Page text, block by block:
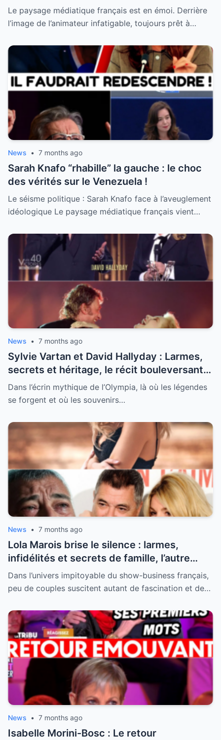
femme qu’il ait jamais épousée
Le paysage médiatique français est en émoi. Derrière
l’image de l’animateur infatigable, toujours prêt à…
News • 7 months ago
Sarah Knafo “rhabille” la gauche : le choc
des vérités sur le Venezuela !
Le séisme politique : Sarah Knafo face à l’aveuglement
idéologique Le paysage médiatique français vient…
News • 7 months ago
Sylvie Vartan et David Hallyday : Larmes,
secrets et héritage, le récit bouleversant
d’un hommage historique à Johnny à
l’Olympia
Dans l’écrin mythique de l’Olympia, là où les légendes
se forgent et où les souvenirs…
News • 7 months ago
Lola Marois brise le silence : larmes,
infidélités et secrets de famille, l’autre
visage de Jean-Marie Bigard enfin dévoilé
Dans l’univers impitoyable du show-business français,
peu de couples suscitent autant de fascination et de…
News • 7 months ago
Isabelle Morini-Bosc : Le retour